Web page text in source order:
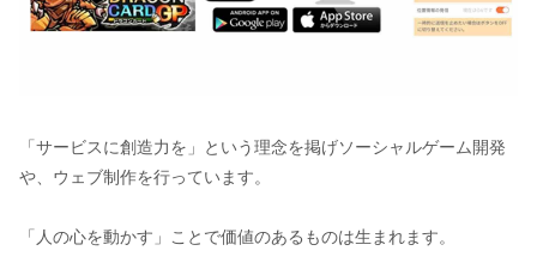
「サービスに創造力を」という理念を掲げソーシャルゲーム開発
や、ウェブ制作を行っています。
「人の心を動かす」ことで価値のあるものは生まれます。